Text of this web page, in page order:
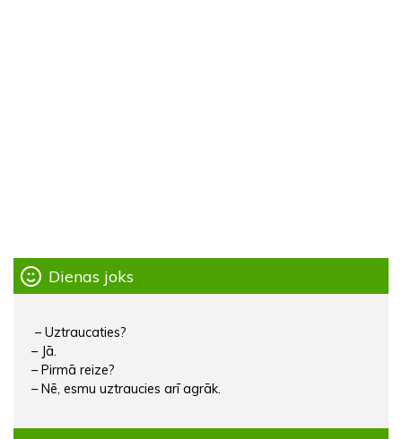
Dienas joks
– Uztraucaties?
– Jā.
– Pirmā reize?
– Nē, esmu uztraucies arī agrāk.